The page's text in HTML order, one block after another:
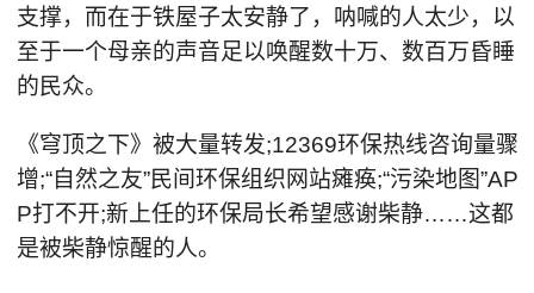
支撑，而在于铁屋子太安静了，呐喊的人太少，以
至于一个母亲的声音足以唤醒数十万、数百万昏睡
的民众。
《穹顶之下》被大量转发;12369环保热线咨询量骤
增;“自然之友”民间环保组织网站瘫痪;“污染地图”AP
P打不开;新上任的环保局长希望感谢柴静……这都
是被柴静惊醒的人。